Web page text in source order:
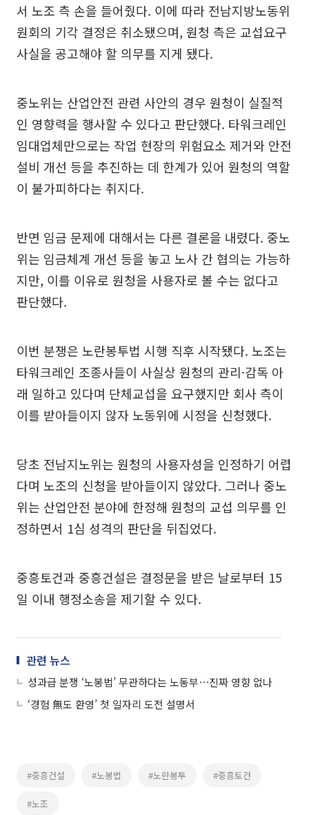
서 노조 측 손을 들어줬다. 이에 따라 전남지방노동위
원회의 기각 결정은 취소됐으며, 원청 측은 교섭요구
사실을 공고해야 할 의무를 지게 됐다.
중노위는 산업안전 관련 사안의 경우 원청이 실질적
인 영향력을 행사할 수 있다고 판단했다. 타워크레인
임대업체만으로는 작업 현장의 위험요소 제거와 안전
설비 개선 등을 추진하는 데 한계가 있어 원청의 역할
이 불가피하다는 취지다.
반면 임금 문제에 대해서는 다른 결론을 내렸다. 중노
위는 임금체계 개선 등을 놓고 노사 간 협의는 가능하
지만, 이를 이유로 원청을 사용자로 볼 수는 없다고
판단했다.
이번 분쟁은 노란봉투법 시행 직후 시작됐다. 노조는
타워크레인 조종사들이 사실상 원청의 관리·감독 아
래 일하고 있다며 단체교섭을 요구했지만 회사 측이
이를 받아들이지 않자 노동위에 시정을 신청했다.
당초 전남지노위는 원청의 사용자성을 인정하기 어렵
다며 노조의 신청을 받아들이지 않았다. 그러나 중노
위는 산업안전 분야에 한정해 원청의 교섭 의무를 인
정하면서 1심 성격의 판단을 뒤집었다.
중흥토건과 중흥건설은 결정문을 받은 날로부터 15
일 이내 행정소송을 제기할 수 있다.
관련 뉴스
성과급 분쟁 ‘노봉법’ 무관하다는 노동부⋯진짜 영향 없나
‘경험 無도 환영’ 첫 일자리 도전 설명서
#중흥건설 #노봉법 #노란봉투 #중흥토건
#노조